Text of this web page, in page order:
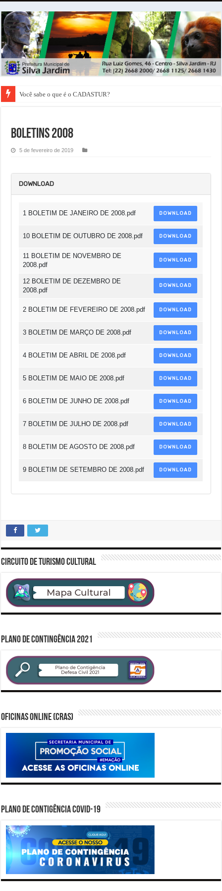
Você sabe o que é o CADASTUR?
Boletins 2008
5 de fevereiro de 2019
DOWNLOAD
1 BOLETIM DE JANEIRO DE 2008.pdf DOWNLOAD
10 BOLETIM DE OUTUBRO DE 2008.pdf DOWNLOAD
11 BOLETIM DE NOVEMBRO DE
2008.pdf
DOWNLOAD
12 BOLETIM DE DEZEMBRO DE
2008.pdf
DOWNLOAD
2 BOLETIM DE FEVEREIRO DE 2008.pdf DOWNLOAD
3 BOLETIM DE MARÇO DE 2008.pdf DOWNLOAD
4 BOLETIM DE ABRIL DE 2008.pdf DOWNLOAD
5 BOLETIM DE MAIO DE 2008.pdf DOWNLOAD
6 BOLETIM DE JUNHO DE 2008.pdf DOWNLOAD
7 BOLETIM DE JULHO DE 2008.pdf DOWNLOAD
8 BOLETIM DE AGOSTO DE 2008.pdf DOWNLOAD
9 BOLETIM DE SETEMBRO DE 2008.pdf DOWNLOAD
CIRCUITO DE TURISMO CULTURAL
PLANO DE CONTINGÊNCIA 2021
Oficinas Online (CRAS)
PLANO DE CONTIGÊNCIA COVID-19